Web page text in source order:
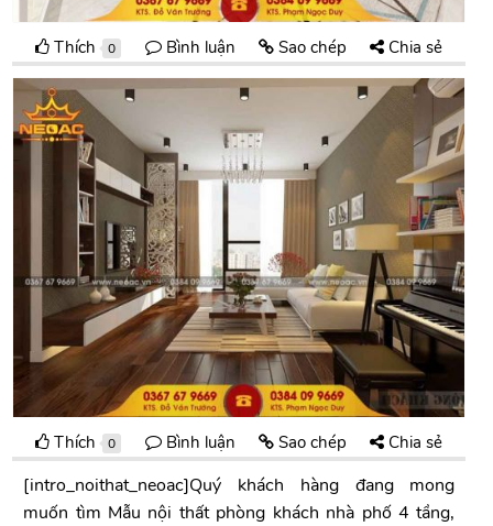
Thích 0 Bình luận Sao chép Chia sẻ
Thích 0 Bình luận Sao chép Chia sẻ
[intro_noithat_neoac]Quý khách hàng đang mong
muốn tìm Mẫu nội thất phòng khách nhà phố 4 tầng,